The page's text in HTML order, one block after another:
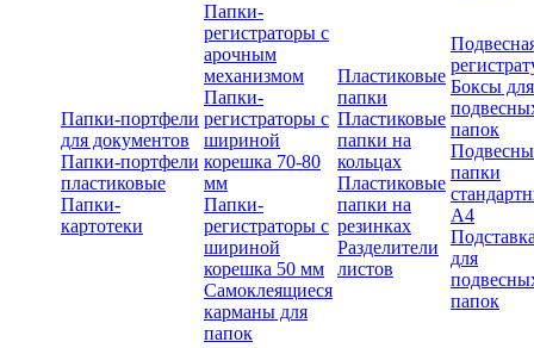
Папки-портфели
для документов
Папки-портфели
пластиковые
Папки-
картотеки
Папки-
регистраторы с
арочным
механизмом
Папки-
регистраторы с
шириной
корешка 70-80
мм
Папки-
регистраторы с
шириной
корешка 50 мм
Самоклеящиеся
карманы для
папок
Пластиковые
папки
Пластиковые
папки на
кольцах
Пластиковые
папки на
резинках
Разделители
листов
Боксы для
папок
папки
А4
для
папок